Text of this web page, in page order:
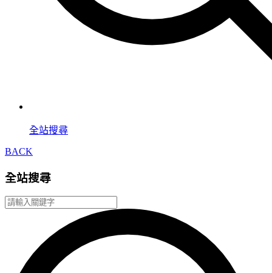
全站搜尋
BACK
全站搜尋